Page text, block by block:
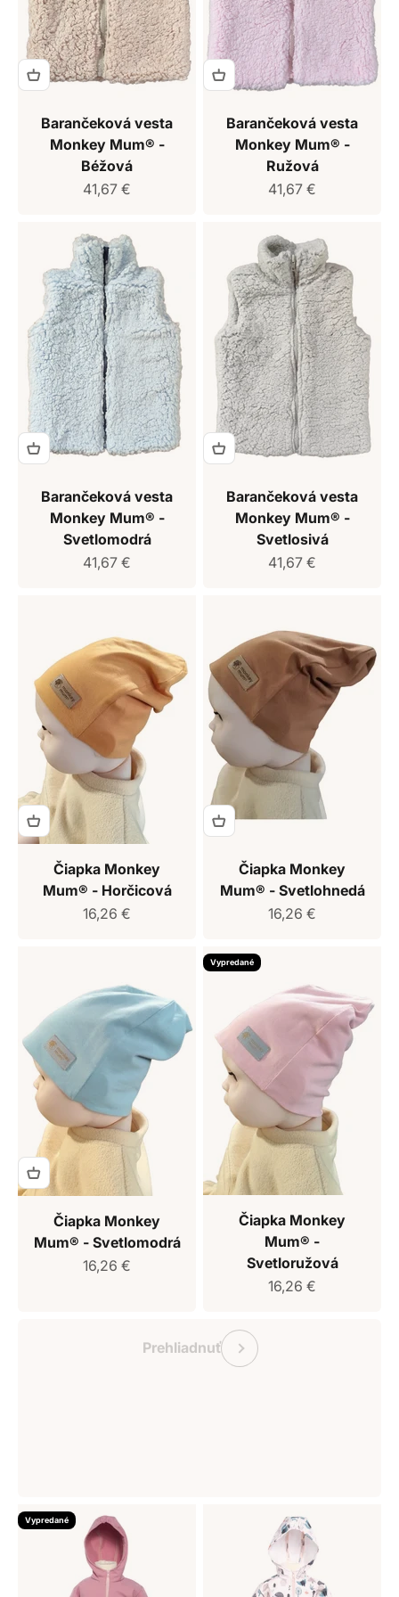
Barančeková vesta
Monkey Mum® -
Béžová
Predajná cena
41,67 €
Barančeková vesta
Monkey Mum® -
Ružová
Predajná cena
41,67 €
Barančeková vesta
Monkey Mum® -
Svetlomodrá
Predajná cena
41,67 €
Barančeková vesta
Monkey Mum® -
Svetlosivá
Predajná cena
41,67 €
Čiapka Monkey
Mum® - Horčicová
Predajná cena
16,26 €
Čiapka Monkey
Mum® - Svetlohnedá
Predajná cena
16,26 €
Čiapka Monkey
Mum® - Svetlomodrá
Predajná cena
16,26 €
Vypredané
Čiapka Monkey
Mum® -
Svetloružová
Predajná cena
16,26 €
PrehliadnuťPredchádzajúce
Vypredané